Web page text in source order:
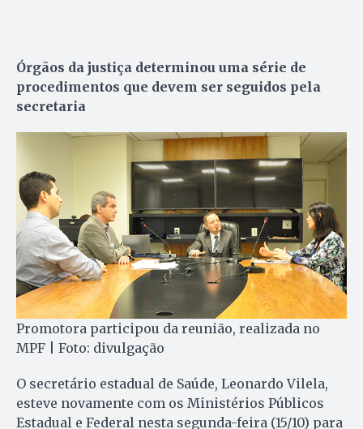
Órgãos da justiça determinou uma série de
procedimentos que devem ser seguidos pela
secretaria
Promotora participou da reunião, realizada no
MPF | Foto: divulgação
O secretário estadual de Saúde, Leonardo Vilela,
esteve novamente com os Ministérios Públicos
Estadual e Federal nesta segunda-feira (15/10) para